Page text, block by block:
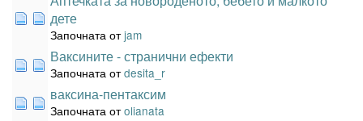
дете
Започната отjam
Ваксините - странични ефекти
Започната отdesita_r
ваксина-пентаксим
Започната отolianata